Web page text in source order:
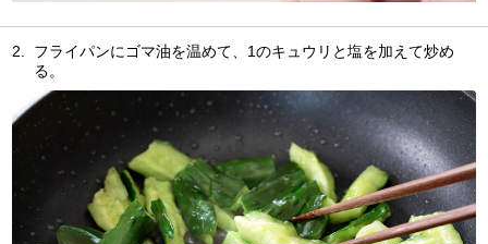
2.
フライパンにゴマ油を温めて、1のキュウリと塩を加えて炒め
る。